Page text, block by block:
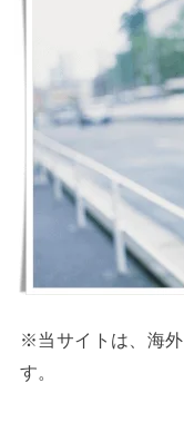
※当サイトは、海
す。